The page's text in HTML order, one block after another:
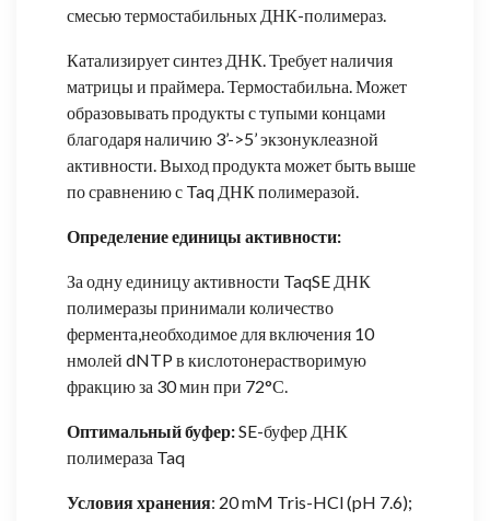
смесью термостабильных ДНК-полимераз.
Катализирует синтез ДНК. Требует наличия
матрицы и праймера. Термостабильна. Может
образовывать продукты с тупыми концами
благодаря наличию 3’->5’ экзонуклеазной
активности. Выход продукта может быть выше
по сравнению с Taq ДНК полимеразой.
Определение единицы активности:
За одну единицу активности TaqSE ДНК
полимеразы принимали количество
фермента,необходимое для включения 10
нмолей dNTP в кислотонерастворимую
фракцию за 30 мин при 72°С.
Оптимальный буфер:SE-буфер ДНК
полимераза Taq
Условия хранения: 20 mM Tris-HCl (pH 7.6);